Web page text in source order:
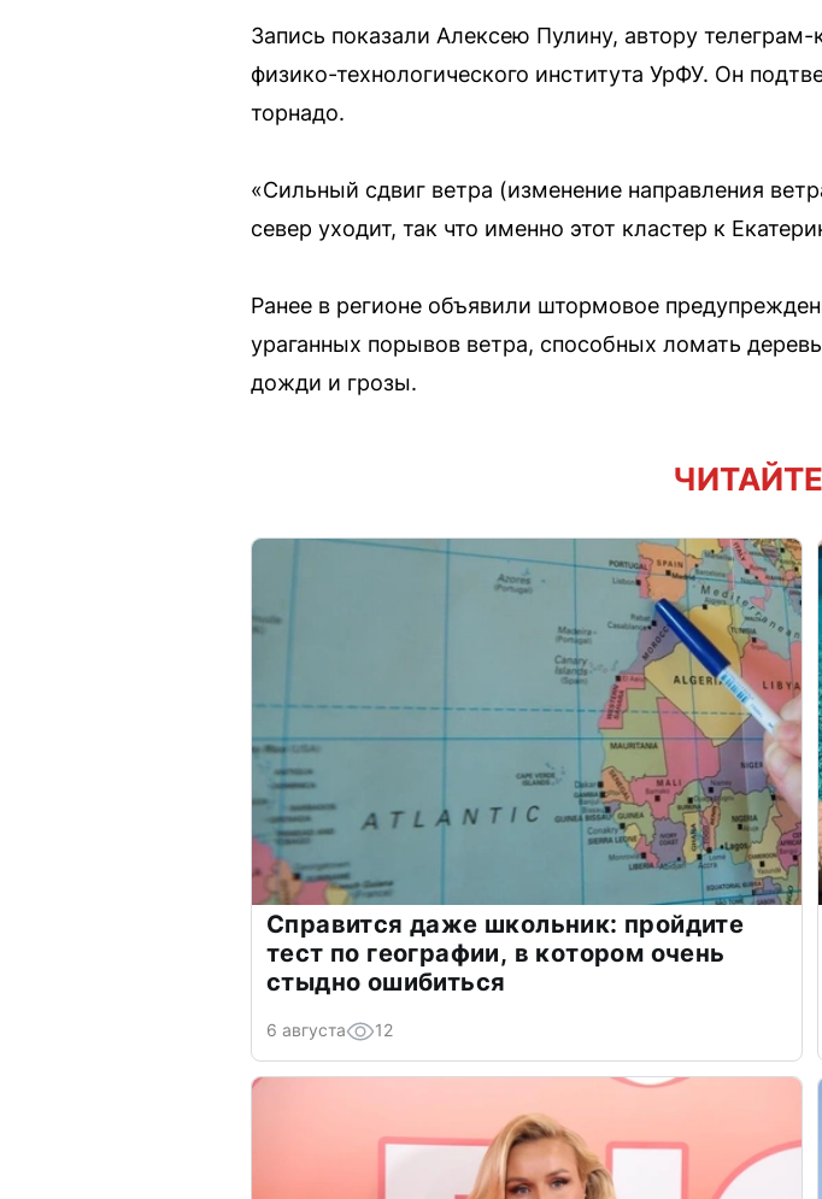
Запись показали Алексею Пулину, автору
физико-технологического института УрФУ. Он
торнадо.
«Сильный сдвиг ветра (изменение направления
север уходит, так что именно этот кластер к
Ранее в регионе объявили штормовое
ураганных порывов ветра, способных ломать
дожди и грозы.
Справится даже школьник: пройдите
тест по географии, в котором очень
стыдно ошибиться
6 августа 12